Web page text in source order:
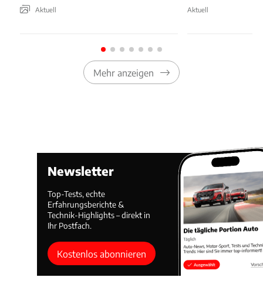
Aktuell Aktuell
Mehr anzeigen
Newsletter
Top-Tests, echte
Erfahrungsberichte &
Technik-Highlights – direkt in
Ihr Postfach.
Kostenlos abonnieren